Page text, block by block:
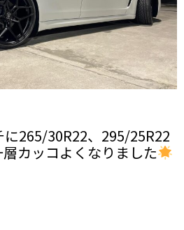
265/30R22、295/25R22
カッコよくなりました